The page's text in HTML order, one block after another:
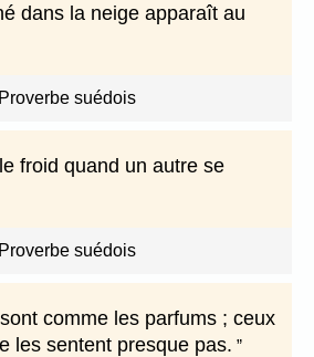
dans la neige apparaît au
Proverbe suédois
froid quand un autre se
Proverbe suédois
comme les parfums ; ceux
les sentent presque pas.